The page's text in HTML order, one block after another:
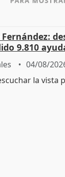
Fernández:
9.810
04/08/